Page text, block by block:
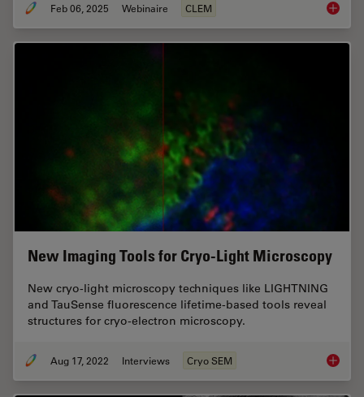
Feb 06, 2025 Webinaire CLEM From
New Imaging Tools for Cryo-Light Microscopy
New cryo-light microscopy techniques like LIGHTNING
and TauSense fluorescence lifetime-based tools reveal
structures for cryo-electron microscopy.
Aug 17, 2022 Interviews Cryo SEM New